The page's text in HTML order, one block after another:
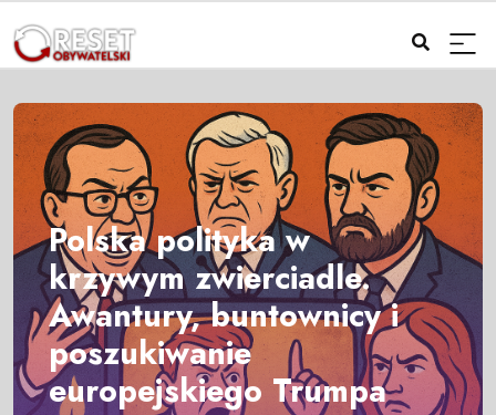
Polska polityka w
krzywym zwierciadle.
Awantury, buntownicy i
poszukiwanie
europejskiego Trumpa